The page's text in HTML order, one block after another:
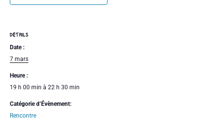
DÉTAILS
Date :
7 mars
Heure :
19 h 00 min à 22 h 30 min
Catégorie d’Évènement:
Rencontre